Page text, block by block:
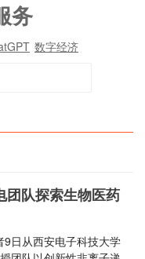
务
数字经济
团队探索生物医药
日从西安电子科技大学